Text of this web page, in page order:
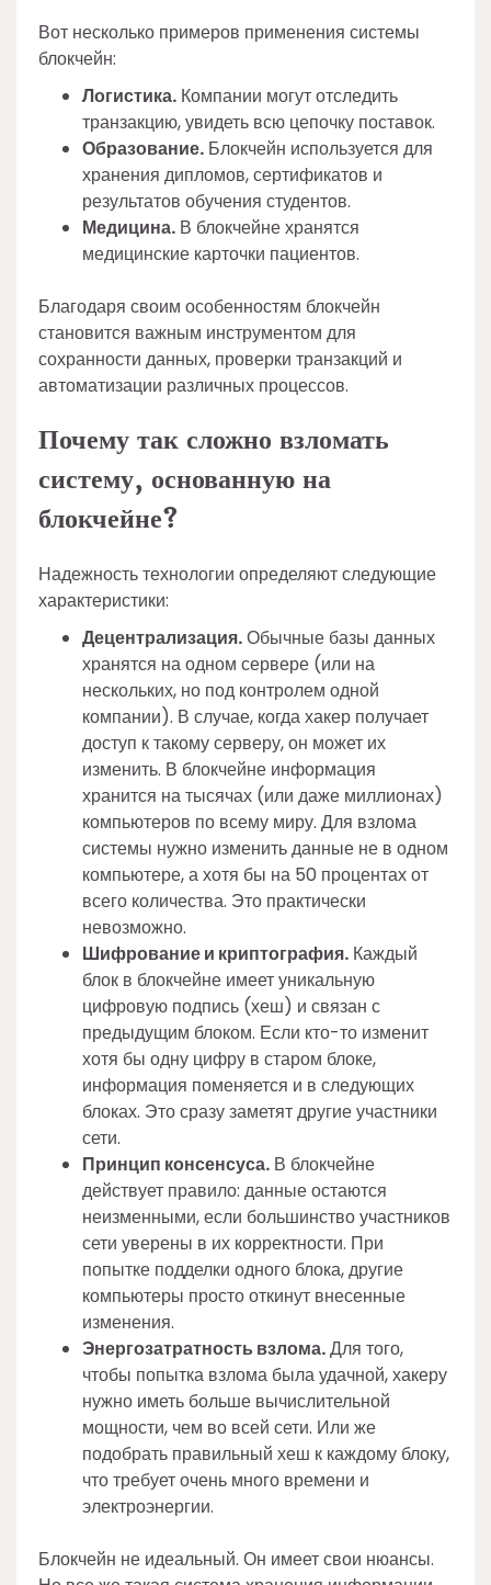
Вот несколько примеров применения системы
блокчейн:
Логистика. Компании могут отследить
транзакцию, увидеть всю цепочку поставок.
Образование. Блокчейн используется для
хранения дипломов, сертификатов и
результатов обучения студентов.
Медицина. В блокчейне хранятся
медицинские карточки пациентов.
Благодаря своим особенностям блокчейн
становится важным инструментом для
сохранности данных, проверки транзакций и
автоматизации различных процессов.
Почему так сложно взломать
систему, основанную на
блокчейне?
Надежность технологии определяют следующие
характеристики:
Децентрализация.Обычные базы данных
хранятся на одном сервере (или на
нескольких, но под контролем одной
компании). В случае, когда хакер получает
доступ к такому серверу, он может их
изменить. В блокчейне информация
хранится на тысячах (или даже миллионах)
компьютеров по всему миру. Для взлома
системы нужно изменить данные не в одном
компьютере, а хотя бы на 50 процентах от
всего количества. Это практически
невозможно.
Шифрование и криптография. Каждый
блок в блокчейне имеет уникальную
цифровую подпись (хеш) и связан с
предыдущим блоком. Если кто-то изменит
хотя бы одну цифру в старом блоке,
информация поменяется и в следующих
блоках. Это сразу заметят другие участники
сети.
Принцип консенсуса. В блокчейне
действует правило: данные остаются
неизменными, если большинство участников
сети уверены в их корректности. При
попытке подделки одного блока, другие
компьютеры просто откинут внесенные
изменения.
Энергозатратность взлома.Для того,
чтобы попытка взлома была удачной, хакеру
нужно иметь больше вычислительной
мощности, чем во всей сети. Или же
подобрать правильный хеш к каждому блоку,
что требует очень много времени и
электроэнергии.
Блокчейн не идеальный. Он имеет свои нюансы.